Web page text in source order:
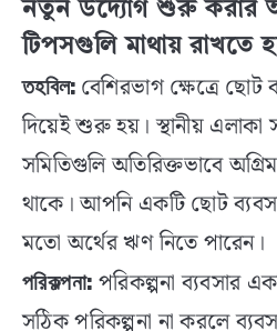
নতুন উদ্যোগ শুরু করার
টিপসগুলি মাথায় রাখতে
তহবিল: বেশিরভাগ ক্ষেত্রে ছোট
দিয়েই শুরু হয়। স্থানীয় এলাকা
সমিতিগুলি অতিরিক্তভাবে
থাকে। আপনি একটি ছোট
মতো অর্থের ঋণ নিতে পারেন।
পরিকল্পনা: পরিকল্পনা ব্যবসার
সঠিক পরিকল্পনা না করলে